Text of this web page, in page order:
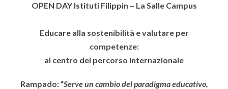
OPEN DAY Istituti Filippin – La Salle Campus
Educare alla sostenibilità e valutare per
competenze:
al centro del percorso internazionale
Rampado: “Serve un cambio del paradigma educativo,